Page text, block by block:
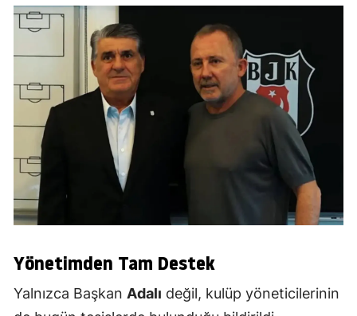
Yönetimden Tam Destek
Yalnızca Başkan Adalı değil, kulüp yöneticilerinin